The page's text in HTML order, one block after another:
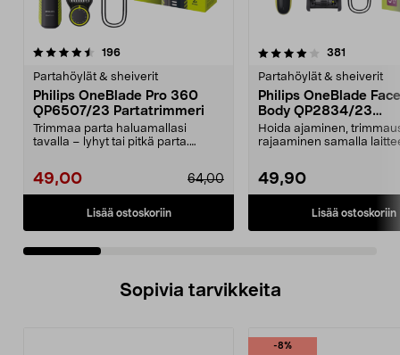
196arvostelut
Partahöylät & sheiverit
Philips OneBlade Pro 360
QP6507/23 Partatrimmeri
Trimmaa parta haluamallasi
tavalla – lyhyt tai pitkä parta.
49,00 64,00
Lisää ostoskoriin
4.0 viidestä
381
Partahöylät & sheiverit
Philips OneBlade
Body QP2834/23
Sähkökäyttöinen
Hoida ajaminen,
rajaaminen samalla
49,90
Lisää ostoskoriin
4.0 viidestä
Sopivia tarvikkeita
-8%